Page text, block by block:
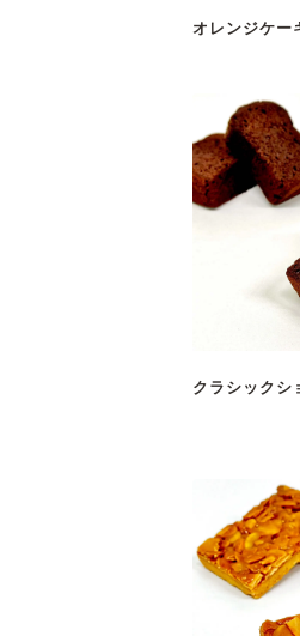
オレンジケー
クラシックシ